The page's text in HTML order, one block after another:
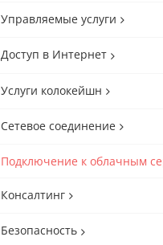
Управляемые услуги
Доступ в Интернет
Услуги колокейшн
Сетевое соединение
Подключение к облачным
Консалтинг
Безопасность